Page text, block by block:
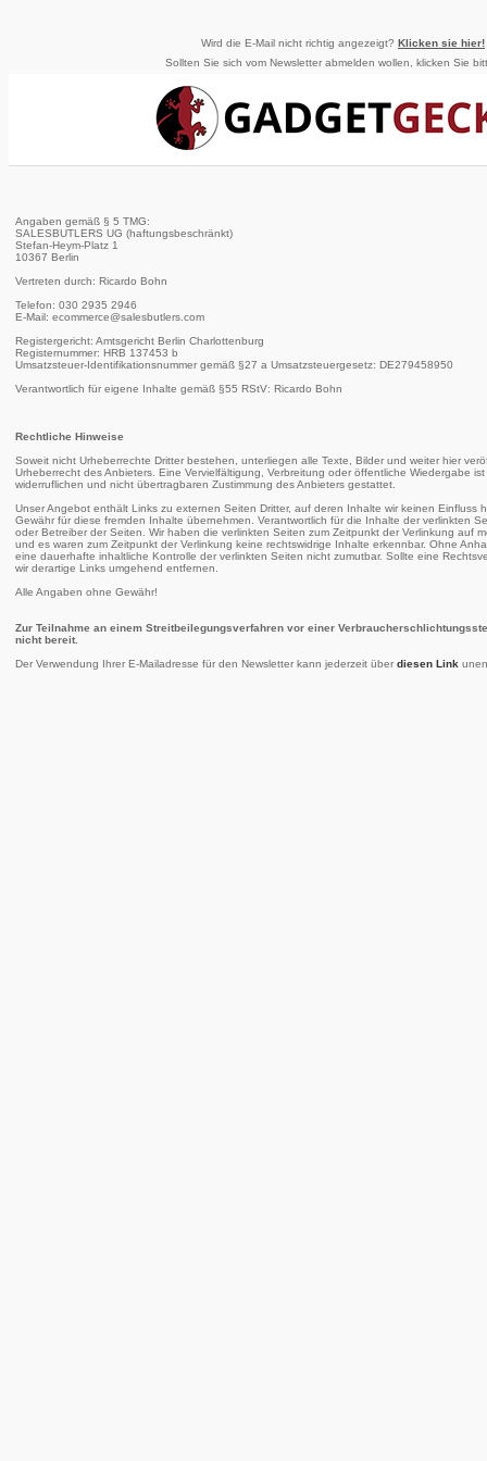
Wird die E-Mail nicht richtig angezeigt? Klicken sie hier!
Sollten Sie sich vom Newsletter abmelden wollen, klicken Sie
Angaben gemäß § 5 TMG:
SALESBUTLERS UG (haftungsbeschränkt)
Stefan-Heym-Platz 1
10367 Berlin
Vertreten durch: Ricardo Bohn
Telefon: 030 2935 2946
E-Mail: ecommerce@salesbutlers.com
Registergericht: Amtsgericht Berlin Charlottenburg
Registernummer: HRB 137453 b
Umsatzsteuer-Identifikationsnummer gemäß §27 a Umsatzsteuergesetz: DE279458950
Verantwortlich für eigene Inhalte gemäß §55 RStV: Ricardo Bohn
Rechtliche Hinweise
Soweit nicht Urheberrechte Dritter bestehen, unterliegen alle Texte, Bilder und weiter hier
Urheberrecht des Anbieters. Eine Vervielfältigung, Verbreitung oder öffentliche Wiedergabe
widerruflichen und nicht übertragbaren Zustimmung des Anbieters gestattet.
Unser Angebot enthält Links zu externen Seiten Dritter, auf deren Inhalte wir keinen Einfluss
Gewähr für diese fremden Inhalte übernehmen. Verantwortlich für die Inhalte der verlinkten
oder Betreiber der Seiten. Wir haben die verlinkten Seiten zum Zeitpunkt der Verlinkung auf
und es waren zum Zeitpunkt der Verlinkung keine rechtswidrige Inhalte erkennbar. Ohne
eine dauerhafte inhaltliche Kontrolle der verlinkten Seiten nicht zumutbar. Sollte eine
wir derartige Links umgehend entfernen.
Alle Angaben ohne Gewähr!
Zur Teilnahme an einem Streitbeilegungsverfahren vor einer
nicht bereit.
Der Verwendung Ihrer E-Mailadresse für den Newsletter kann jederzeit über diesen Link